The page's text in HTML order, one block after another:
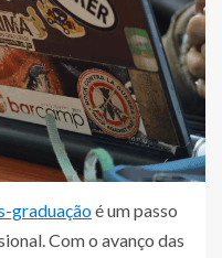
graduaçãoé um passo
Com o avanço das